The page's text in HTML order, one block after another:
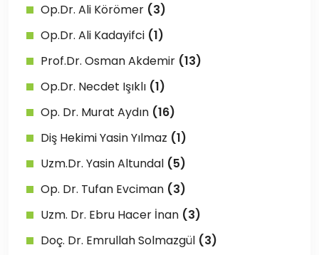
Op.Dr. Ali Körömer (3)
Op.Dr. Ali Kadayifci (1)
Prof.Dr. Osman Akdemir (13)
Op.Dr. Necdet Işıklı (1)
Op. Dr. Murat Aydın (16)
Diş Hekimi Yasin Yılmaz (1)
Uzm.Dr. Yasin Altundal (5)
Op. Dr. Tufan Evciman (3)
Uzm. Dr. Ebru Hacer İnan (3)
Doç. Dr. Emrullah Solmazgül (3)